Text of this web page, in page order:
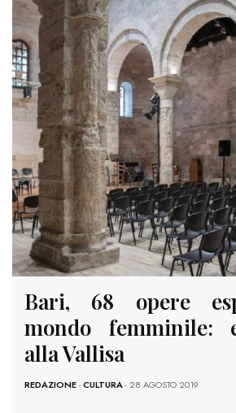
Bari, 68 opere
mondo femminile:
alla Vallisa
REDAZIONE-CULTURA- 28 AGOSTO 2019